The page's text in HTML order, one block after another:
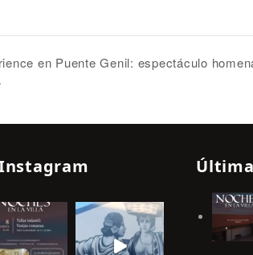
en Puente Genil: espectáculo